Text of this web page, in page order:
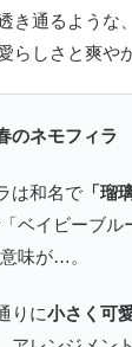
き通るような、
らしさと爽や
のネモフィラ
和名で 「瑠
「ベイビーブ
味が…。
りに小さく可